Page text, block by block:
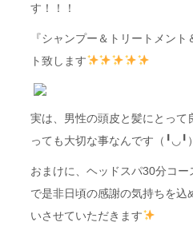
す！！！
『シャンプー＆トリートメン
ト致します
実は、男性の頭皮と髪にとって
っても大切な事なんです（╹◡╹）
おまけに、ヘッドスパ30分コ
で是非日頃の感謝の気持ちを
いさせていただきます